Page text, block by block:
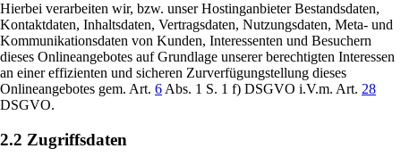
Hierbei verarbeiten wir, bzw. unser Hostinganbieter Bestandsdaten,
Kontaktdaten, Inhaltsdaten, Vertragsdaten, Nutzungsdaten, Meta- und
Kommunikationsdaten von Kunden, Interessenten und Besuchern
dieses Onlineangebotes auf Grundlage unserer berechtigten Interessen
an einer effizienten und sicheren Zurverfügungstellung dieses
Onlineangebotes gem. Art. 6 Abs. 1 S. 1 f) DSGVO i.V.m. Art. 28
DSGVO.
2.2 Zugriffsdaten